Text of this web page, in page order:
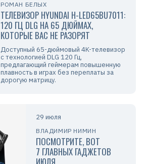
РОМАН БЕЛЫХ
ТЕЛЕВИЗОР HYUNDAI H-LED65BU7011:
120 ГЦ DLG НА 65 ДЮЙМАХ,
КОТОРЫЕ ВАС НЕ РАЗОРЯТ
Доступный 65-дюймовый 4K-телевизор
с технологией DLG 120 Гц,
предлагающий геймерам повышенную
плавность в играх без переплаты за
дорогую матрицу.
29 июля
ВЛАДИМИР НИМИН
ПОСМОТРИТЕ, ВОТ
7 ГЛАВНЫХ ГАДЖЕТОВ